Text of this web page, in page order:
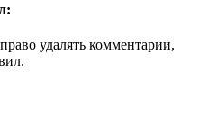
удалять комментарии,